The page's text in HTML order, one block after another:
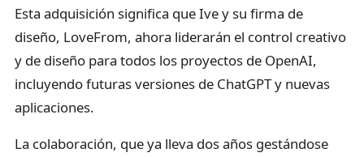
Esta adquisición significa que Ive y su firma de
diseño, LoveFrom, ahora liderarán el control creativo
y de diseño para todos los proyectos de OpenAI,
incluyendo futuras versiones de ChatGPT y nuevas
aplicaciones.
La colaboración, que ya lleva dos años gestándose